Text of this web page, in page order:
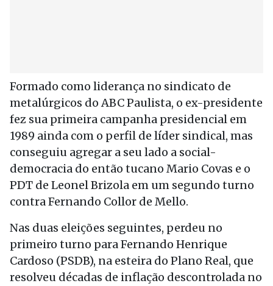
Formado como liderança no sindicato de
metalúrgicos do ABC Paulista, o ex-presidente
fez sua primeira campanha presidencial em
1989 ainda com o perfil de líder sindical, mas
conseguiu agregar a seu lado a social-
democracia do então tucano Mario Covas e o
PDT de Leonel Brizola em um segundo turno
contra Fernando Collor de Mello.
Nas duas eleições seguintes, perdeu no
primeiro turno para Fernando Henrique
Cardoso (PSDB), na esteira do Plano Real, que
resolveu décadas de inflação descontrolada no